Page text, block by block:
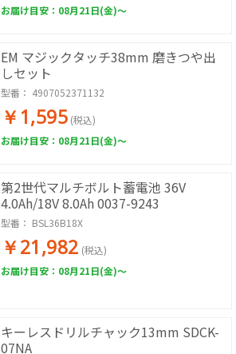
お届け目安：08月21日(金)～
EM マジックタッチ38mm 磨きつや出
しセット
型番： 4907052371132
￥1,595 (税込)
お届け目安：08月21日(金)～
第2世代マルチボルト蓄電池 36V
4.0Ah/18V 8.0Ah 0037-9243
型番： BSL36B18X
￥21,982 (税込)
お届け目安：08月21日(金)～
キーレスドリルチャック13mm SDCK-
07NA